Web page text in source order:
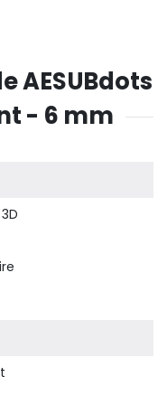
AESUBdots
- 6 mm